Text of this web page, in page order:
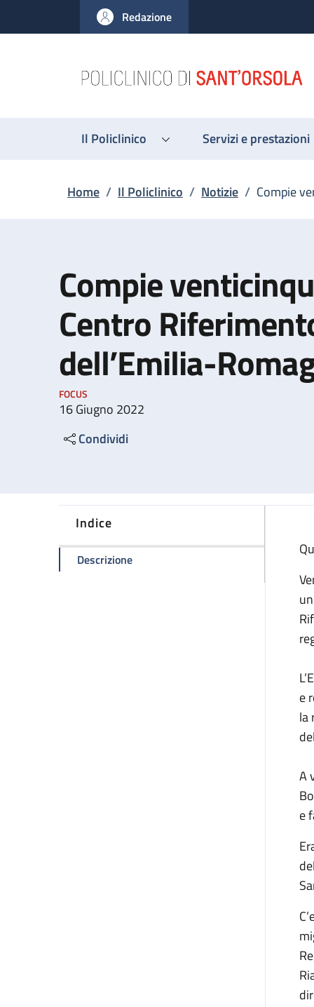
al contenuto principale
to footer content
Redazione
Il Policlinico Servizi e prestazioni
Briciole di pane
Home / Il Policlinico / Notizie / Compie
Compie
Centro
dell’Emilia-
FOCUS
16 Giugno 2022
Condividi
Indice
Descrizionedella pagina Compie venticinque
e
la
A
e